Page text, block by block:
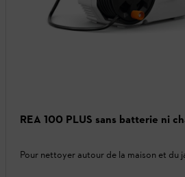
REA 100 PLUS sans batterie ni
Pour nettoyer autour de la maison et du